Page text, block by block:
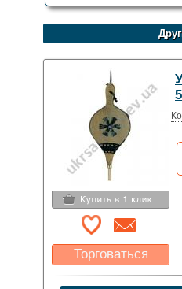
Торговаться
Какая цена Вас